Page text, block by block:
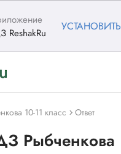
ReshakRu
УСТАНОВИТЬ
10-11 класс Ответ
Рыбченкова